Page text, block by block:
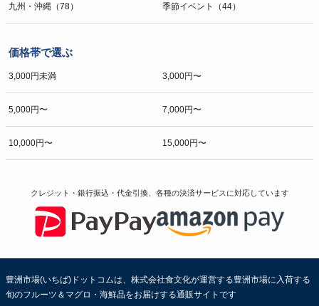
九州・沖縄（78） 季節イベント（44）
価格帯で選ぶ
3,000円未満 3,000円〜
5,000円〜 7,000円〜
10,000円〜 15,000円〜
クレジット・銀行振込・代金引換、各種の決済サービスに対応しています
豊洲市場(いちば)ドットコムは、株式会社食文化が運営する豊洲市場に入荷する
旬のフルーツ＆マグロ・海鮮品をお届けする通販サイトです